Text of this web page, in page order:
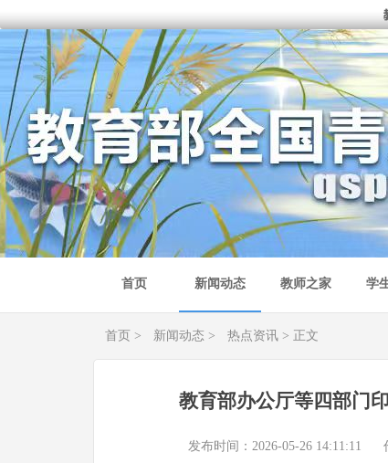
首页 新闻动态 教师之家 学
首页 > 新闻动态 > 热点资讯 > 正文
教育部办公厅等四部门
发布时间：2026-05-26 14:11:11